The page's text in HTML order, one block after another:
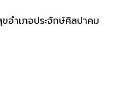
ำเภอประจักษ์ศิลปาคม